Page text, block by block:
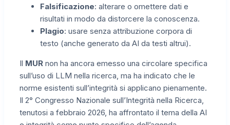
Falsificazione: alterare o omettere dati e
risultati in modo da distorcere la conoscenza.
Plagio: usare senza attribuzione corpora di
testo (anche generato da AI da testi altrui).
Il MUR non ha ancora emesso una circolare specifica
sull’uso di LLM nella ricerca, ma ha indicato che le
norme esistenti sull’integrità si applicano pienamente.
Il 2° Congresso Nazionale sull’Integrità nella Ricerca,
tenutosi a febbraio 2026, ha affrontato il tema della AI